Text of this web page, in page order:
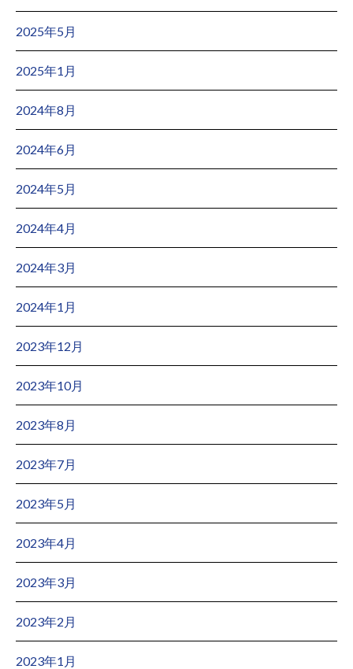
2025年5月
2025年1月
2024年8月
2024年6月
2024年5月
2024年4月
2024年3月
2024年1月
2023年12月
2023年10月
2023年8月
2023年7月
2023年5月
2023年4月
2023年3月
2023年2月
2023年1月